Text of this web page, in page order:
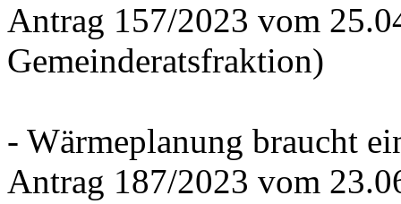
Antrag 157/2023 vom
Gemeinderatsfraktion)
- Wärmeplanung braucht
Antrag 187/2023 vom